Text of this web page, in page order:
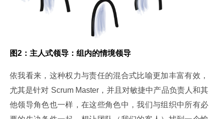
图2 ：主人式领导：组内的情境领导
依我看来，这种权力与责任的混合式比喻更加丰富有效，
尤其是针对 Scrum Master，并且对敏捷中产品负责人和其
他领导角色也一样，在这些角色中，我们与组织中所有必